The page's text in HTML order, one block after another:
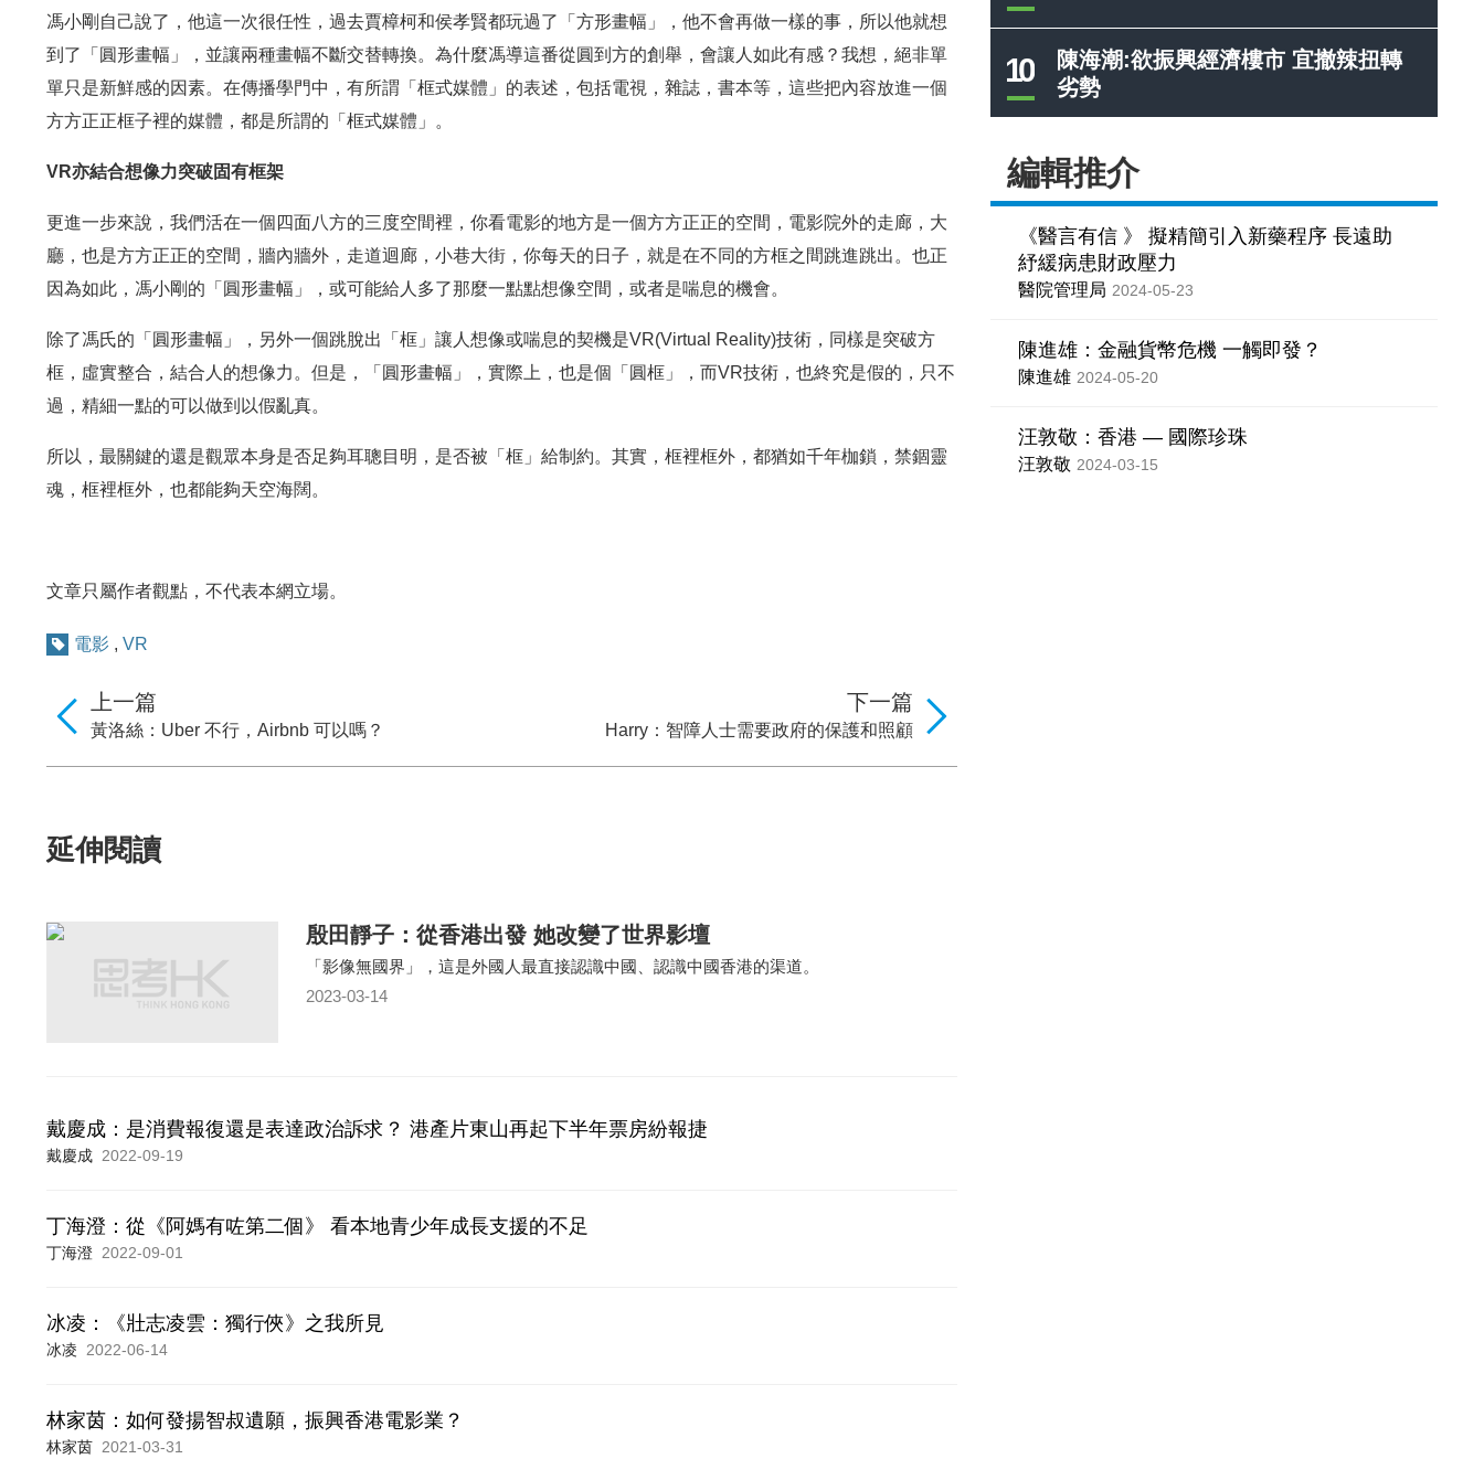
10
陳海潮:欲振興經濟樓市 宜撤辣扭轉
劣勢
編輯推介
《醫言有信 》 擬精簡引入新藥程序 長遠助
紓緩病患財政壓力
醫院管理局 2024-05-23
陳進雄：金融貨幣危機 一觸即發？
陳進雄 2024-05-20
汪敦敬：香港 — 國際珍珠
汪敦敬 2024-03-15
馮小剛自己說了，他這一次很任性，過去賈樟柯和侯孝賢都玩過了「方形畫幅」，他不會再做一樣的事，所以他就想
到了「圓形畫幅」，並讓兩種畫幅不斷交替轉換。為什麼馮導這番從圓到方的創舉，會讓人如此有感？我想，絕非單
單只是新鮮感的因素。在傳播學門中，有所謂「框式媒體」的表述，包括電視，雜誌，書本等，這些把內容放進一個
方方正正框子裡的媒體，都是所謂的「框式媒體」。
VR亦結合想像力突破固有框架
更進一步來說，我們活在一個四面八方的三度空間裡，你看電影的地方是一個方方正正的空間，電影院外的走廊，大
廳，也是方方正正的空間，牆內牆外，走道迴廊，小巷大街，你每天的日子，就是在不同的方框之間跳進跳出。也正
因為如此，馮小剛的「圓形畫幅」，或可能給人多了那麼一點點想像空間，或者是喘息的機會。
除了馮氏的「圓形畫幅」，另外一個跳脫出「框」讓人想像或喘息的契機是VR(Virtual Reality)技術，同樣是突破方
框，虛實整合，結合人的想像力。但是，「圓形畫幅」，實際上，也是個「圓框」，而VR技術，也終究是假的，只不
過，精細一點的可以做到以假亂真。
所以，最關鍵的還是觀眾本身是否足夠耳聰目明，是否被「框」給制約。其實，框裡框外，都猶如千年枷鎖，禁錮靈
魂，框裡框外，也都能夠天空海闊。
文章只屬作者觀點，不代表本網立場。
電影 , VR
下一篇
Harry：智障人士需要政府的保護和照顧
上一篇
黃洛絲：Uber 不行，Airbnb 可以嗎？
延伸閱讀
殷田靜子：從香港出發 她改變了世界影壇
「影像無國界」，這是外國人最直接認識中國、認識中國香港的渠道。
2023-03-14
戴慶成：是消費報復還是表達政治訴求？ 港產片東山再起下半年票房紛報捷
戴慶成 2022-09-19
丁海澄：從《阿媽有咗第二個》 看本地青少年成長支援的不足
丁海澄 2022-09-01
冰凌：《壯志凌雲：獨行俠》之我所見
冰凌 2022-06-14
林家茵：如何發揚智叔遺願，振興香港電影業？
林家茵 2021-03-31